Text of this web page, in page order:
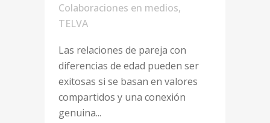
Colaboraciones en medios,
TELVA
Las relaciones de pareja con
diferencias de edad pueden ser
exitosas si se basan en valores
compartidos y una conexión
genuina...